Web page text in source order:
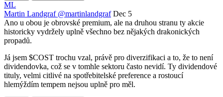
ML
Martin Landgraf @martinlandgraf Dec 5
Ano u obou je obrovské premium, ale na druhou stranu ty akcie
historicky vydržely uplně všechno bez nějakých drakonických
propadů.
Já jsem $COST trochu vzal, právě pro diverzifikaci a to, že to není
dividendovka, což se v tomhle sektoru často nevidí. Ty dividendové
tituly, velmi citlivé na spotřebitelské preference a rostoucí
hlemýždím tempem nejsou uplně pro měl.